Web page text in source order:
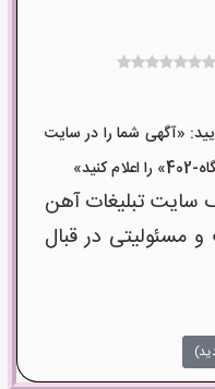
«آگهی شما را در سایت
سایت تبلیغات آهن
مسئولیتی در قبال